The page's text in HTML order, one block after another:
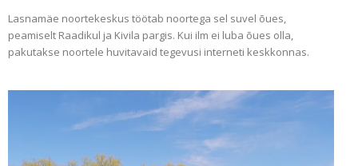
Lasnamäe noortekeskus töötab noortega sel suvel õues,
peamiselt Raadikul ja Kivila pargis. Kui ilm ei luba õues olla,
pakutakse noortele huvitavaid tegevusi interneti keskkonnas.